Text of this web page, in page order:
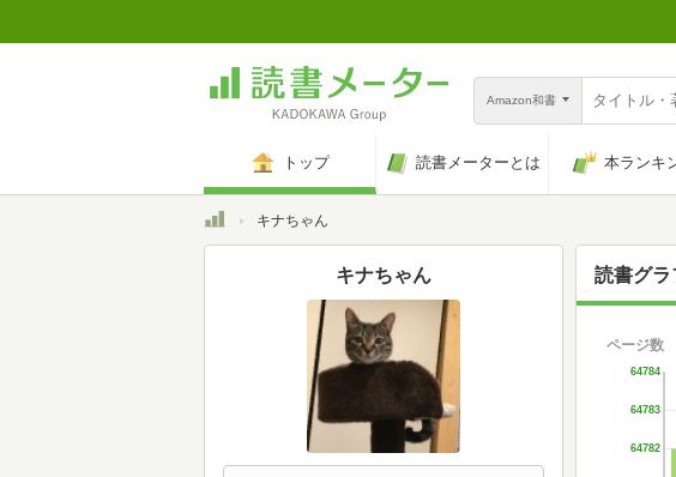
Amazon和書
トップ 読書メーターとは 本ランキ
トップキナちゃん
読書グラ
64782
64783
64784
ページ数
キナちゃん